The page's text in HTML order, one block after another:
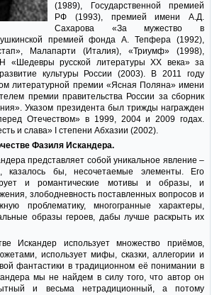
(1989), Государственной премией
РФ (1993), премией имени А.Д.
Сахарова «За мужество в
премией фонда А. Тепфера (1992),
Малапарти (Италия), «Триумф» (1998),
«Шедевры русской литературы ХХ века» за
культуры России (2003). В 2011 году
литературной премии «Ясная Поляна» имени
премии правительства России за сборник
Указом президента был трижды награжден
Отечеством» в 1999, 2004 и 2009 годах.
и слава» I степени Абхазии (2002).
Фазиля Искандера.
представляет собой уникальное явление –
казалось бы, несочетаемые элементы. Его
и романтические мотивы и образы, и
злободневность поставленных вопросов и
проблематику, многогранные характеры,
образы героев, дабы лучше раскрыть их
Искандер использует множество приёмов,
использует мифы, сказки, аллегории и
фантастики в традиционном её понимании в
мы не найдем в силу того, что автор он
и весьма нетрадиционный, а потому